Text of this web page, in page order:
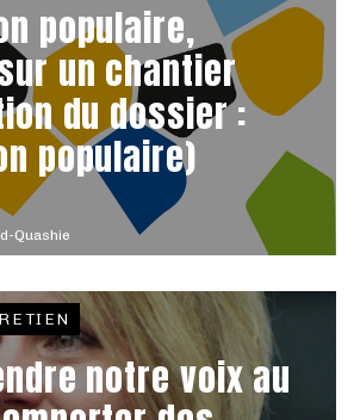
Quashie
populaire,
un chantier
du dossier :
populaire)
notre voix au